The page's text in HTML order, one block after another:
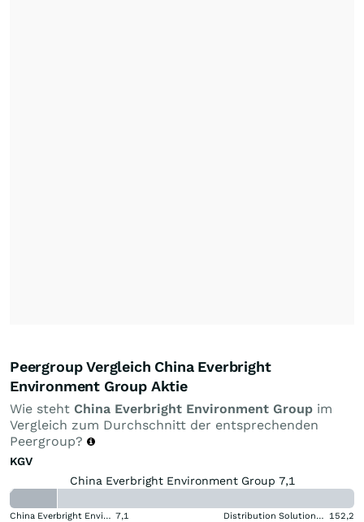
Peergroup Vergleich China Everbright
Environment Group Aktie
Wie steht China Everbright Environment Group im
Vergleich zum Durchschnitt der entsprechenden
Peergroup?
KGV
China Everbright Environment Group 7,1
China Everbright Environment Group 7,1 Distribution Solutions Group 152,2